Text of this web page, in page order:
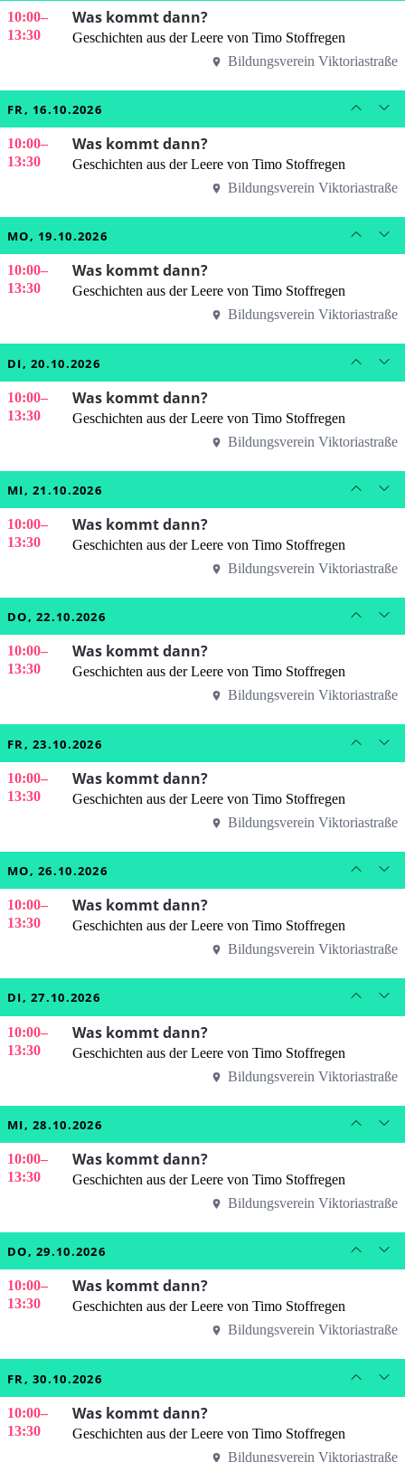
10:00–
13:30
Was kommt dann?
Geschichten aus der Leere von Timo Stoffregen
Bildungsverein Viktoriastraße
FR, 16.10.2026
10:00–
13:30
Was kommt dann?
Geschichten aus der Leere von Timo Stoffregen
Bildungsverein Viktoriastraße
MO, 19.10.2026
10:00–
13:30
Was kommt dann?
Geschichten aus der Leere von Timo Stoffregen
Bildungsverein Viktoriastraße
DI, 20.10.2026
10:00–
13:30
Was kommt dann?
Geschichten aus der Leere von Timo Stoffregen
Bildungsverein Viktoriastraße
MI, 21.10.2026
10:00–
13:30
Was kommt dann?
Geschichten aus der Leere von Timo Stoffregen
Bildungsverein Viktoriastraße
DO, 22.10.2026
10:00–
13:30
Was kommt dann?
Geschichten aus der Leere von Timo Stoffregen
Bildungsverein Viktoriastraße
FR, 23.10.2026
10:00–
13:30
Was kommt dann?
Geschichten aus der Leere von Timo Stoffregen
Bildungsverein Viktoriastraße
MO, 26.10.2026
10:00–
13:30
Was kommt dann?
Geschichten aus der Leere von Timo Stoffregen
Bildungsverein Viktoriastraße
DI, 27.10.2026
10:00–
13:30
Was kommt dann?
Geschichten aus der Leere von Timo Stoffregen
Bildungsverein Viktoriastraße
MI, 28.10.2026
10:00–
13:30
Was kommt dann?
Geschichten aus der Leere von Timo Stoffregen
Bildungsverein Viktoriastraße
DO, 29.10.2026
10:00–
13:30
Was kommt dann?
Geschichten aus der Leere von Timo Stoffregen
Bildungsverein Viktoriastraße
FR, 30.10.2026
10:00–
13:30
Was kommt dann?
Geschichten aus der Leere von Timo Stoffregen
Bildungsverein Viktoriastraße